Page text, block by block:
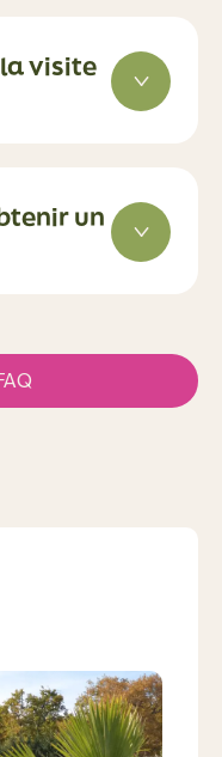
visite
un